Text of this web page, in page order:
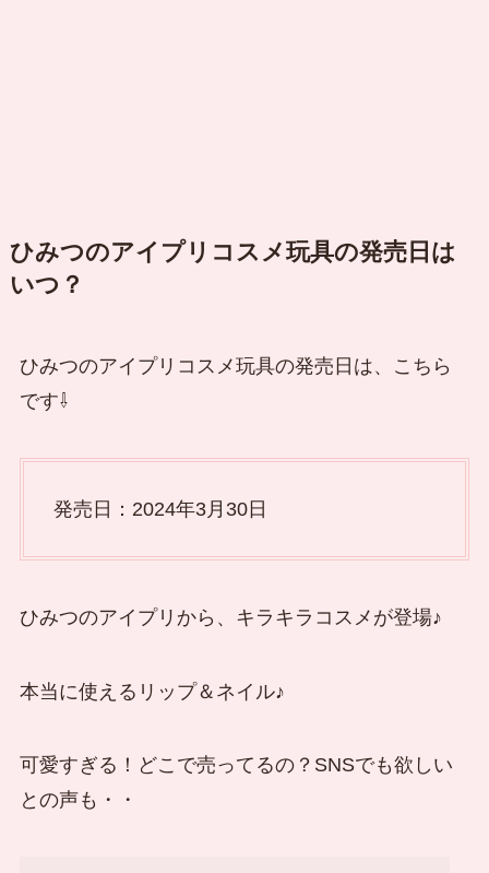
ひみつのアイプリコスメ玩具の発売日は
いつ？
ひみつのアイプリコスメ玩具の発売日は、こちら
です⇩
発売日：2024年3月30日
ひみつのアイプリから、キラキラコスメが登場♪
本当に使えるリップ＆ネイル♪
可愛すぎる！どこで売ってるの？SNSでも欲しい
との声も・・